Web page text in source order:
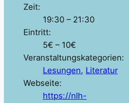
Zeit:
19:30 – 21:30
Eintritt:
5€ – 10€
Veranstaltungskategorien:
Lesungen, Literatur
Webseite:
https://nlh-